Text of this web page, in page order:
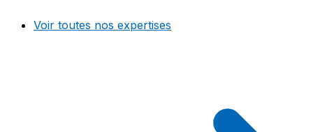
Voir toutes nos expertises